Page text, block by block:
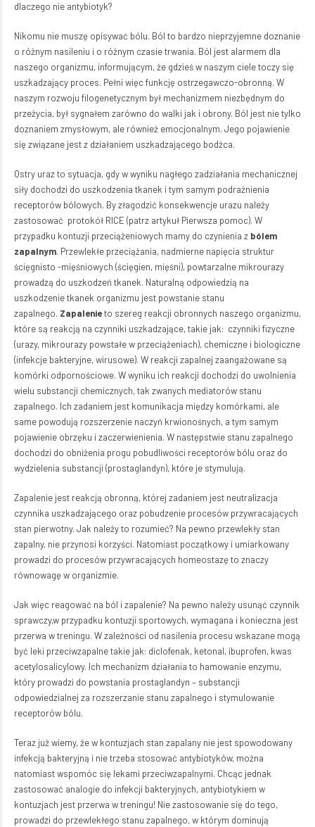
dlaczego nie antybiotyk?
Nikomu nie muszę opisywać bólu. Ból to bardzo nieprzyjemne doznanie
o różnym nasileniu i o różnym czasie trwania. Ból jest alarmem dla
naszego organizmu, informującym, że gdzieś w naszym ciele toczy się
uszkadzający proces. Pełni więc funkcję ostrzegawczo-obronną. W
naszym rozwoju filogenetycznym był mechanizmem niezbędnym do
przeżycia, był sygnałem zarówno do walki jak i obrony. Ból jest nie tylko
doznaniem zmysłowym, ale również emocjonalnym. Jego pojawienie
się związane jest z działaniem uszkadzającego bodźca.
Ostry uraz to sytuacja, gdy w wyniku nagłego zadziałania mechanicznej
siły dochodzi do uszkodzenia tkanek i tym samym podrażnienia
receptorów bólowych. By złagodzić konsekwencje urazu należy
zastosować protokół RICE (patrz artykuł Pierwsza pomoc). W
przypadku kontuzji przeciążeniowych mamy do czynienia z bólem
zapalnym. Przewlekłe przeciążania, nadmierne napięcia struktur
ścięgnisto -mięśniowych (ścięgien, mięśni), powtarzalne mikrourazy
prowadzą do uszkodzeń tkanek. Naturalną odpowiedzią na
uszkodzenie tkanek organizmu jest powstanie stanu
zapalnego. Zapalenieto szereg reakcji obronnych naszego organizmu,
które są reakcją na czynniki uszkadzające, takie jak: czynniki fizyczne
(urazy, mikrourazy powstałe w przeciążeniach), chemiczne i biologiczne
(infekcje bakteryjne, wirusowe). W reakcji zapalnej zaangażowane są
komórki odpornościowe. W wyniku ich reakcji dochodzi do uwolnienia
wielu substancji chemicznych, tak zwanych mediatorów stanu
zapalnego. Ich zadaniem jest komunikacja między komórkami, ale
same powodują rozszerzenie naczyń krwionośnych, a tym samym
pojawienie obrzęku i zaczerwienienia. W następstwie stanu zapalnego
dochodzi do obniżenia progu pobudliwości receptorów bólu oraz do
wydzielenia substancji (prostaglandyn), które je stymulują.
Zapalenie jest reakcją obronną, której zadaniem jest neutralizacja
czynnika uszkadzającego oraz pobudzenie procesów przywracających
stan pierwotny. Jak należy to rozumieć? Na pewno przewlekły stan
zapalny, nie przynosi korzyści. Natomiast początkowy i umiarkowany
prowadzi do procesów przywracających homeostazę to znaczy
równowagę w organizmie.
Jak więc reagować na ból i zapalenie? Na pewno należy usunąć czynnik
sprawczy,w przypadku kontuzji sportowych, wymagana i konieczna jest
przerwa w treningu. W zależności od nasilenia procesu wskazane mogą
być leki przeciwzapalne takie jak: diclofenak, ketonal, ibuprofen, kwas
acetylosalicylowy. Ich mechanizm działania to hamowanie enzymu,
który prowadzi do powstania prostaglandyn – substancji
odpowiedzialnej za rozszerzanie stanu zapalnego i stymulowanie
receptorów bólu.
Teraz już wiemy, że w kontuzjach stan zapalany nie jest spowodowany
infekcją bakteryjną i nie trzeba stosować antybiotyków, można
natomiast wspomóc się lekami przeciwzapalnymi. Chcąc jednak
zastosować analogie do infekcji bakteryjnych, antybiotykiem w
kontuzjach jest przerwa w treningu! Nie zastosowanie się do tego,
prowadzi do przewlekłego stanu zapalnego, w którym dominują